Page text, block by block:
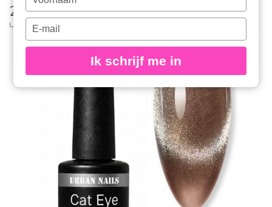
24 Opal Cat Eye Gelpolish
URBAN NAILS
je
naam
Typ
je
e-
in
Ik schrijf me in